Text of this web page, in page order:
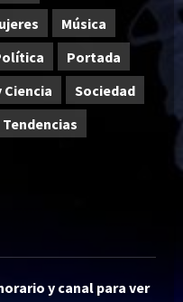
Música
Portada
Ciencia
Sociedad
Tendencias
y canal para ver